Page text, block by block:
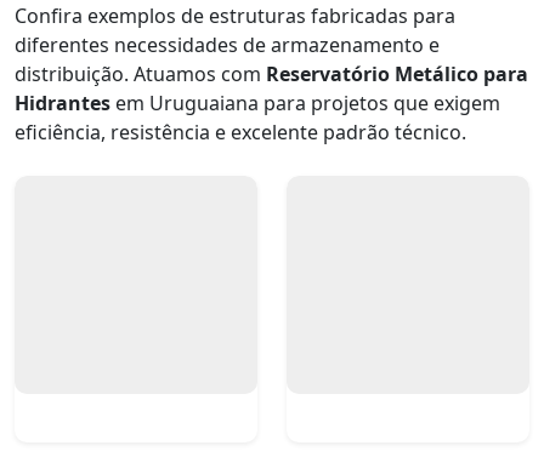
Confira exemplos de estruturas fabricadas para
diferentes necessidades de armazenamento e
distribuição. Atuamos com Reservatório Metálico para
Hidrantes em Uruguaiana para projetos que exigem
eficiência, resistência e excelente padrão técnico.